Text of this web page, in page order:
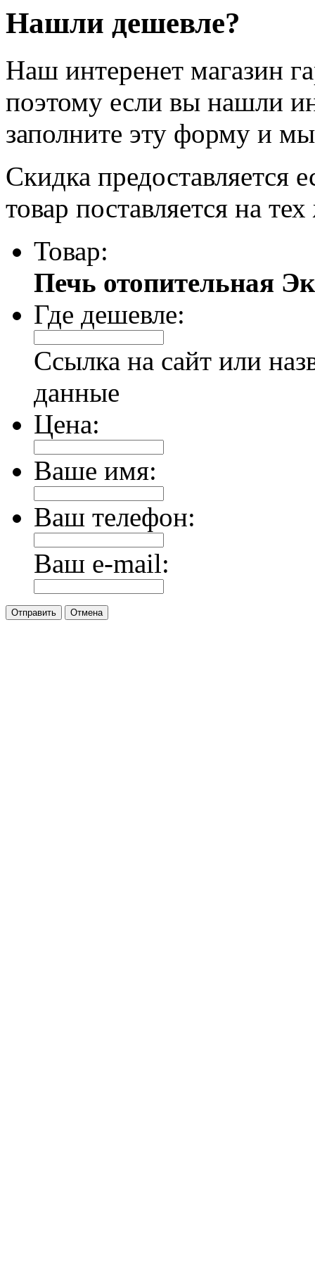
Нашли дешевле?
Наш интеренет магазин
поэтому если вы нашли
заполните эту форму и
Скидка предоставляется
товар поставляется на
Товар:
Печь отопительная
Где дешевле:
Ссылка на сайт или
данные
Цена:
Ваше имя:
Ваш телефон:
Ваш e-mail:
Отправить Отмена